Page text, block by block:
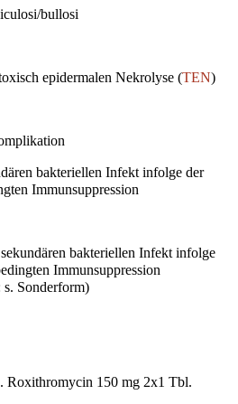
bullosi
epidermalen Nekrolyse (TEN)
bakteriellen Infekt infolge der
Immunsuppression
bakteriellen Infekt infolge
Immunsuppression
s. Sonderform)
Roxithromycin 150 mg 2x1 Tbl.